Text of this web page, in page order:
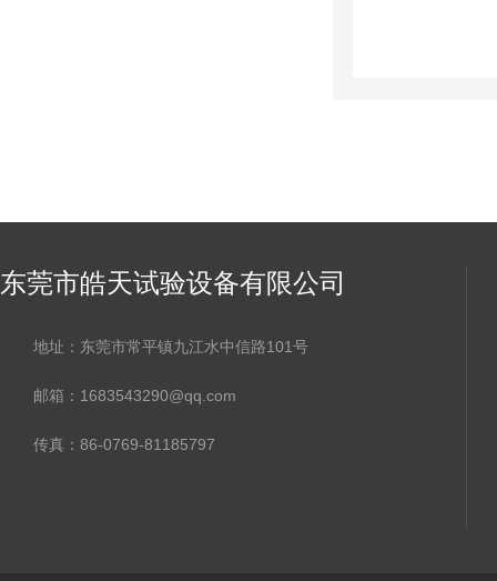
东莞市皓天试验设备有限公司
地址：东莞市常平镇九江水中信路101号
邮箱：1683543290@qq.com
传真：86-0769-81185797